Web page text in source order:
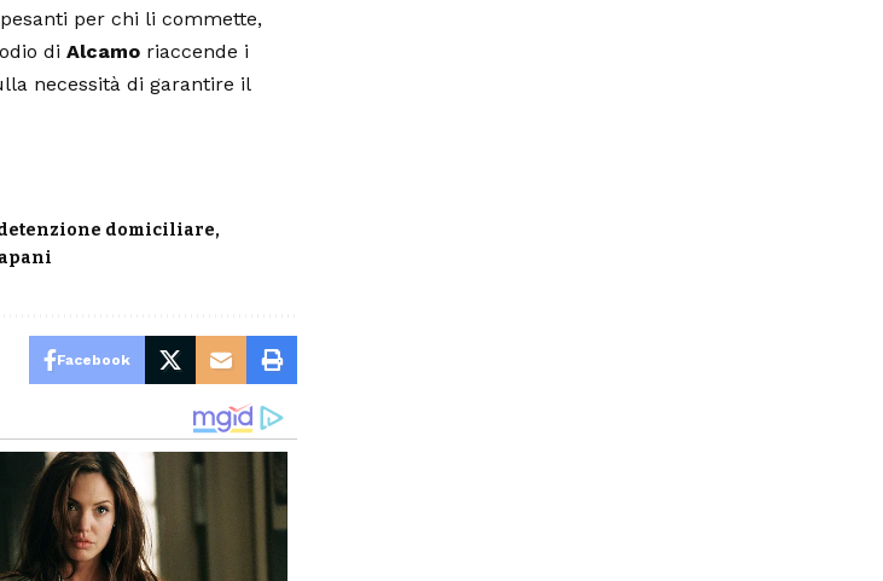
per chi li commette,
di Alcamo riaccende i
necessità di garantire il
domiciliare
Facebook